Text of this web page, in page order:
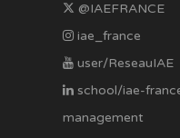
@IAEFRANCE
iae_france
user/ReseauIAE
school/iae-
management